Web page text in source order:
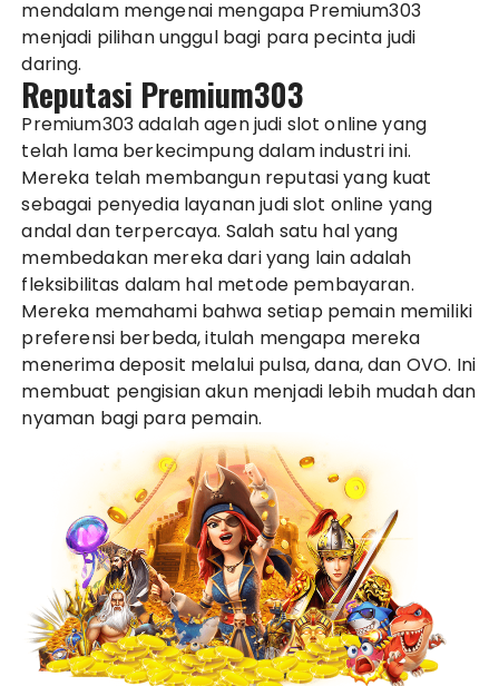
mendalam mengenai mengapa Premium303
menjadi pilihan unggul bagi para pecinta judi
daring.
Reputasi Premium303
Premium303 adalah agen judi slot online yang
telah lama berkecimpung dalam industri ini.
Mereka telah membangun reputasi yang kuat
sebagai penyedia layanan judi slot online yang
andal dan terpercaya. Salah satu hal yang
membedakan mereka dari yang lain adalah
fleksibilitas dalam hal metode pembayaran.
Mereka memahami bahwa setiap pemain memiliki
preferensi berbeda, itulah mengapa mereka
menerima deposit melalui pulsa, dana, dan OVO. Ini
membuat pengisian akun menjadi lebih mudah dan
nyaman bagi para pemain.